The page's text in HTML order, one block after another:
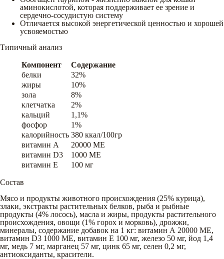
аминокислотой, которая поддерживает ее зрение и
сердечно-сосудистую систему
Отличается высокой энергетической ценностью и хорошей
усвояемостью
Типичный анализ
Компонент
Содержание
белки
32%
жиры
10%
зола
8%
клетчатка
2%
кальций
1,1%
фосфор
1%
калорийность 380 ккал/100гр
витамин A
20000 ME
витамин D3
1000 ME
витамин E
100 мг
Состав
Мясо и продукты животного происхождения (25% курица),
злаки, экстракты растительных белков, рыба и рыбные
продукты (4% лосось), масла и жиры, продукты растительного
происхождения, овощи (1% горох и морковь), дрожжи,
минералы, содержание добавок на 1 кг: витамин А 20000 МЕ,
витамин D3 1000 МЕ, витамин Е 100 мг, железо 50 мг, йод 1,4
мг, медь 7 мг, марганец 57 мг, цинк 65 мг, селен 0,2 мг,
антиоксиданты, красители.